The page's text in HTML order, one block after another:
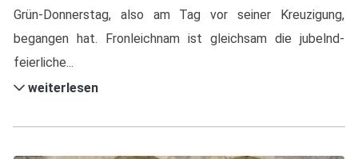
Grün-Donnerstag, also am Tag vor seiner Kreuzigung,
begangen hat. Fronleichnam ist gleichsam die jubelnd-
feierliche...
weiterlesen